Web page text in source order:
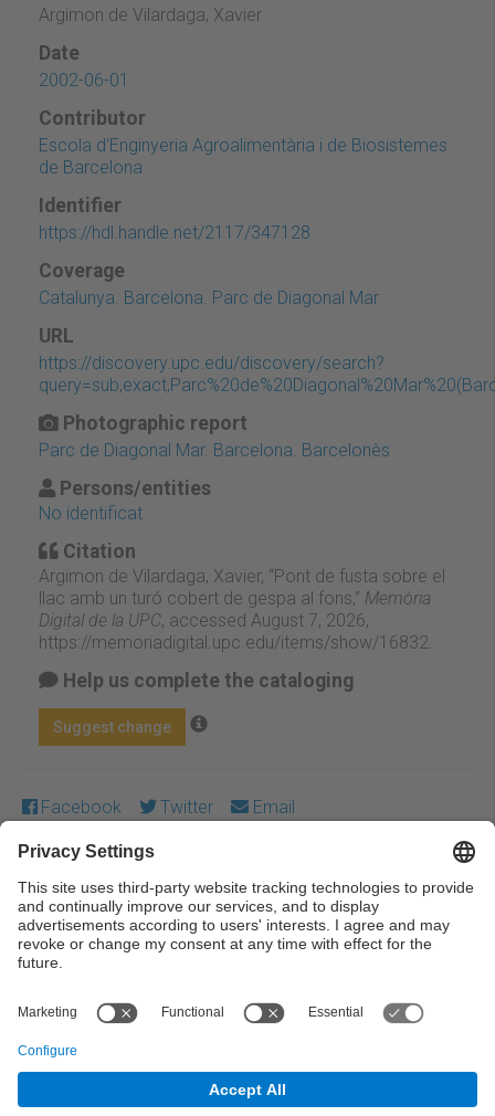
Argimon de Vilardaga, Xavier
Date
2002-06-01
Contributor
Escola d'Enginyeria Agroalimentària i de Biosistemes
de Barcelona
Identifier
https://hdl.handle.net/2117/347128
Coverage
Catalunya. Barcelona. Parc de Diagonal Mar
URL
https://discovery.upc.edu/discovery/search?
Photographic report
Parc de Diagonal Mar. Barcelona. Barcelonès
Persons/entities
No identificat
Citation
Argimon de Vilardaga, Xavier, “Pont de fusta sobre el
llac amb un turó cobert de gespa al fons,” Memòria
Digital de la UPC, accessed August 7, 2026,
https://memoriadigital.upc.edu/items/show/16832
Help us complete the cataloging
Suggest change
Facebook Twitter Email
Except where otherwise noted, content on this work is
licensed under a Creative Commons license:Attribution-
NonCommercial-NoDerivs 3.0 Spain